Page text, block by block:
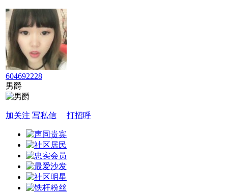
604692228
男爵
加关注 写私信 打招呼